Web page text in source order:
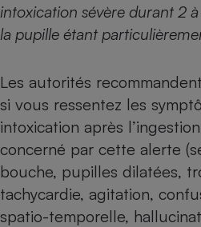
intoxication sévère durant 2
la pupille étant
Les autorités
si vous ressentez les
intoxication après
concerné par cette alerte
bouche, pupilles dilatées,
tachycardie, agitation,
spatio-temporelle,